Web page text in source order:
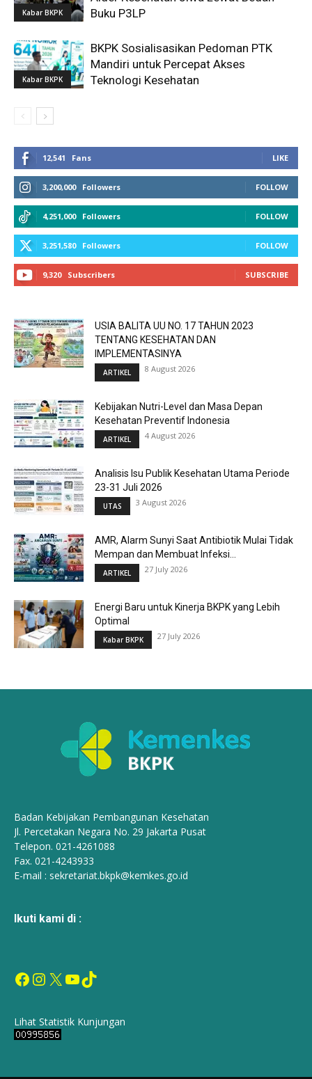
Kabar BKPK
Buku P3LP
Kabar BKPK
BKPK Sosialisasikan Pedoman PTK
Mandiri untuk Percepat Akses
Teknologi Kesehatan
12,541 Fans LIKE
3,200,000 Followers FOLLOW
4,251,000 Followers FOLLOW
3,251,580 Followers FOLLOW
9,320 Subscribers SUBSCRIBE
USIA BALITA UU NO. 17 TAHUN 2023
TENTANG KESEHATAN DAN
IMPLEMENTASINYA
ARTIKEL 8 August 2026
Kebijakan Nutri-Level dan Masa Depan
Kesehatan Preventif Indonesia
ARTIKEL 4 August 2026
Analisis Isu Publik Kesehatan Utama Periode
23-31 Juli 2026
UTAS 3 August 2026
AMR, Alarm Sunyi Saat Antibiotik Mulai Tidak
Mempan dan Membuat Infeksi...
ARTIKEL 27 July 2026
Energi Baru untuk Kinerja BKPK yang Lebih
Optimal
Kabar BKPK 27 July 2026
Badan Kebijakan Pembangunan Kesehatan
Jl. Percetakan Negara No. 29 Jakarta Pusat
Telepon. 021-4261088
Fax. 021-4243933
E-mail : sekretariat.bkpk@kemkes.go.id
Ikuti kami di :
Facebook
Instagram
X YouTube
TikTok
Lihat Statistik Kunjungan